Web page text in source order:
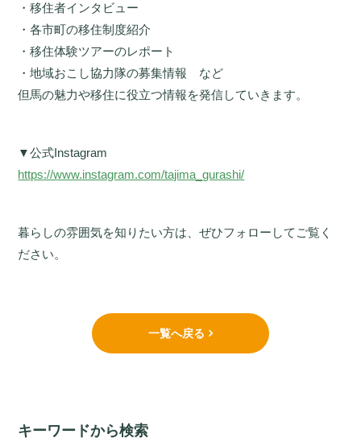
・移住者インタビュー
・各市町の移住制度紹介
・移住体験ツアーのレポート
・地域おこし協力隊の募集情報 など
但馬の魅力や移住に役立つ情報を発信していきます。
▼公式Instagram
https://www.instagram.com/tajima_gurashi/
暮らしの雰囲気を知りたい方は、ぜひフォローしてご覧く
ださい。
一覧へ戻る
キーワードから検索